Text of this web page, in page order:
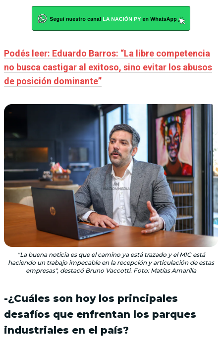
Podés leer: Eduardo Barros: “La libre competencia
no busca castigar al exitoso, sino evitar los abusos
de posición dominante”
"La buena noticia es que el camino ya está trazado y el MIC está
haciendo un trabajo impecable en la recepción y articulación de estas
empresas", destacó Bruno Vaccotti. Foto: Matías Amarilla
-¿Cuáles son hoy los principales
desafíos que enfrentan los parques
industriales en el país?